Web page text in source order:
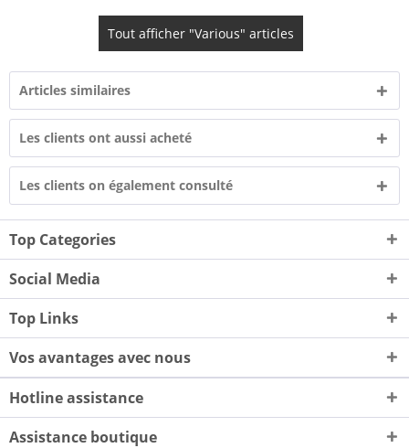
Tout afficher "Various" articles
Articles similaires
Les clients ont aussi acheté
Les clients on également consulté
Top Categories
Social Media
Top Links
Vos avantages avec nous
Hotline assistance
Assistance boutique